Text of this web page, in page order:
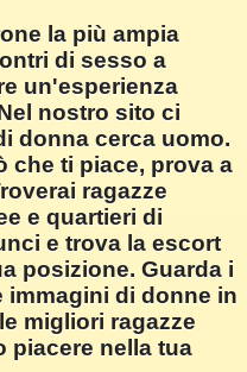
la più ampia
di sesso a
un'esperienza
nostro sito ci
donna cerca uomo.
che ti piace, prova a
ragazze
e quartieri di
e trova la escort
posizione. Guarda i
di donne in
migliori ragazze
piacere nella tua